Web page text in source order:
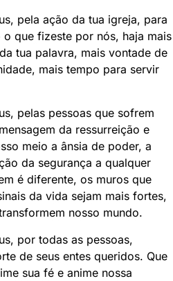
pela ação da tua igreja, para
que fizeste por nós, haja mais
tua palavra, mais vontade de
mais tempo para servir
pelas pessoas que sofrem
da ressurreição e
meio a ânsia de poder, a
da segurança a qualquer
é diferente, os muros que
da vida sejam mais fortes,
nosso mundo.
por todas as pessoas,
de seus entes queridos. Que
sua fé e anime nossa